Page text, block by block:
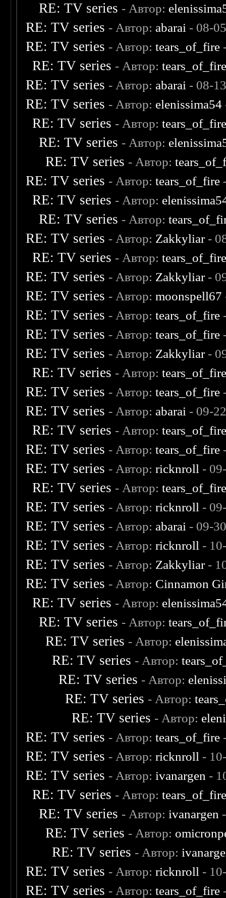
RE: TV series - Автор:
RE: TV series - Автор: abarai - 08-
RE: TV series - Автор:tears_of_fire
RE: TV series - Автор:
RE: TV series - Автор: abarai - 08-
RE: TV series - Автор: elenissima54
RE: TV series - Автор:
RE: TV series - Автор:
RE: TV series - Автор:
RE: TV series - Автор:tears_of_fire
RE: TV series - Автор:
RE: TV series - Автор:
RE: TV series - Автор: Zakkyliar-
RE: TV series - Автор:
RE: TV series - Автор: Zakkyliar-
RE: TV series - Автор:moonspell67
RE: TV series - Автор:tears_of_fire
RE: TV series - Автор:tears_of_fire
RE: TV series - Автор: Zakkyliar-
RE: TV series - Автор:
RE: TV series - Автор:tears_of_fire
RE: TV series - Автор: abarai - 09-
RE: TV series - Автор:
RE: TV series - Автор:tears_of_fire
RE: TV series - Автор:ricknroll -
RE: TV series - Автор:
RE: TV series - Автор:ricknroll -
RE: TV series - Автор: abarai - 09-
RE: TV series - Автор:ricknroll -
RE: TV series - Автор: Zakkyliar-
RE: TV series - Автор: Cinnamon
RE: TV series - Автор:
RE: TV series - Автор:
RE: TV series - Автор:
RE: TV series - Автор:
RE: TV series - Автор:
RE: TV series - Автор:
RE: TV series - Автор:
RE: TV series - Автор:tears_of_fire
RE: TV series - Автор:ricknroll -
RE: TV series - Автор: ivanargen -
RE: TV series - Автор:
RE: TV series - Автор: ivanargen
RE: TV series - Автор:
RE: TV series - Автор:
RE: TV series - Автор:ricknroll -
RE: TV series - Автор:tears_of_fire